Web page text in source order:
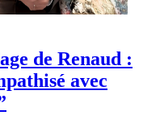
de Renaud :
avec